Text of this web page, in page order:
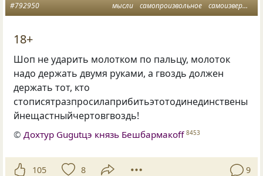
мысли самопроизвольное самоизвержение
#792950
18+
Шоп не ударить молотком по пальцу, молоток
надо держать двумя руками, а гвоздь должен
держать тот, кто
стописятразпросилаприбитьэтотодинединствены
йнещастныйчертовгвоздь!
©Дохтур Gugutцэ князь Бешбармакоff 8453
105 8 9